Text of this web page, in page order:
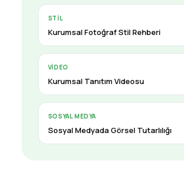
STIL
Kurumsal Fotoğraf Stil Rehberi
VIDEO
Kurumsal Tanıtım Videosu
SOSYAL MEDYA
Sosyal Medyada Görsel Tutarlılığı